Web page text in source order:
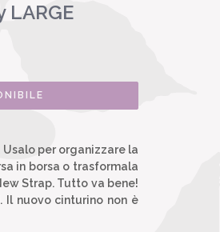
LARGE
per organizzare la
in borsa o trasformala
Strap. Tutto va bene!
Il nuovo cinturino non è